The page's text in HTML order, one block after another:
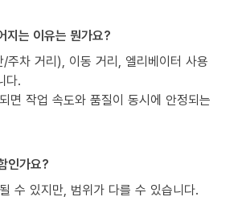
지는 이유는 뭔가요?
주차 거리), 이동 거리, 엘리베이터 사용
다.
면 작업 속도와 품질이 동시에 안정되는
인가요?
수 있지만, 범위가 다를 수 있습니다.